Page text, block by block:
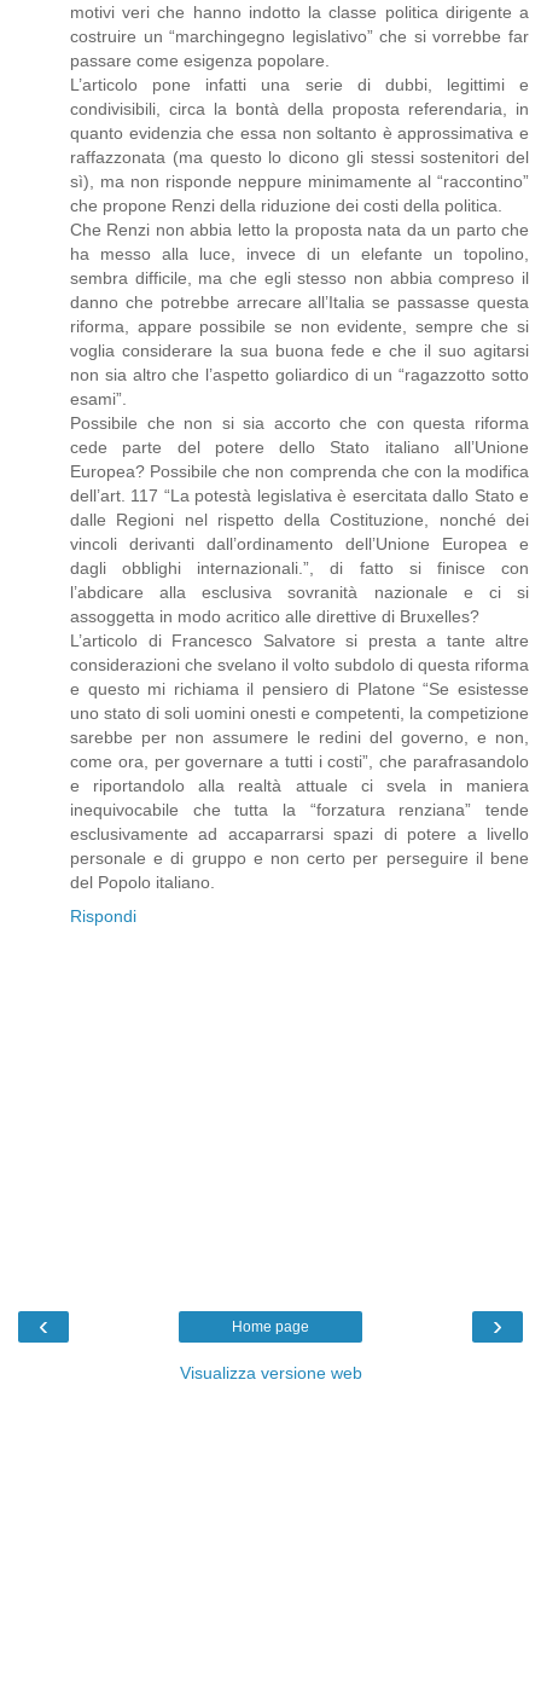
motivi veri che hanno indotto la classe politica dirigente a
costruire un “marchingegno legislativo” che si vorrebbe far
passare come esigenza popolare.
L’articolo pone infatti una serie di dubbi, legittimi e
condivisibili, circa la bontà della proposta referendaria, in
quanto evidenzia che essa non soltanto è approssimativa e
raffazzonata (ma questo lo dicono gli stessi sostenitori del
sì), ma non risponde neppure minimamente al “raccontino”
che propone Renzi della riduzione dei costi della politica.
Che Renzi non abbia letto la proposta nata da un parto che
ha messo alla luce, invece di un elefante un topolino,
sembra difficile, ma che egli stesso non abbia compreso il
danno che potrebbe arrecare all’Italia se passasse questa
riforma, appare possibile se non evidente, sempre che si
voglia considerare la sua buona fede e che il suo agitarsi
non sia altro che l’aspetto goliardico di un “ragazzotto sotto
esami”.
Possibile che non si sia accorto che con questa riforma
cede parte del potere dello Stato italiano all’Unione
Europea? Possibile che non comprenda che con la modifica
dell’art. 117 “La potestà legislativa è esercitata dallo Stato e
dalle Regioni nel rispetto della Costituzione, nonché dei
vincoli derivanti dall’ordinamento dell’Unione Europea e
dagli obblighi internazionali.”, di fatto si finisce con
l’abdicare alla esclusiva sovranità nazionale e ci si
assoggetta in modo acritico alle direttive di Bruxelles?
L’articolo di Francesco Salvatore si presta a tante altre
considerazioni che svelano il volto subdolo di questa riforma
e questo mi richiama il pensiero di Platone “Se esistesse
uno stato di soli uomini onesti e competenti, la competizione
sarebbe per non assumere le redini del governo, e non,
come ora, per governare a tutti i costi”, che parafrasandolo
e riportandolo alla realtà attuale ci svela in maniera
inequivocabile che tutta la “forzatura renziana” tende
esclusivamente ad accaparrarsi spazi di potere a livello
personale e di gruppo e non certo per perseguire il bene
del Popolo italiano.
Rispondi
‹ ›
Home page
Visualizza versione web